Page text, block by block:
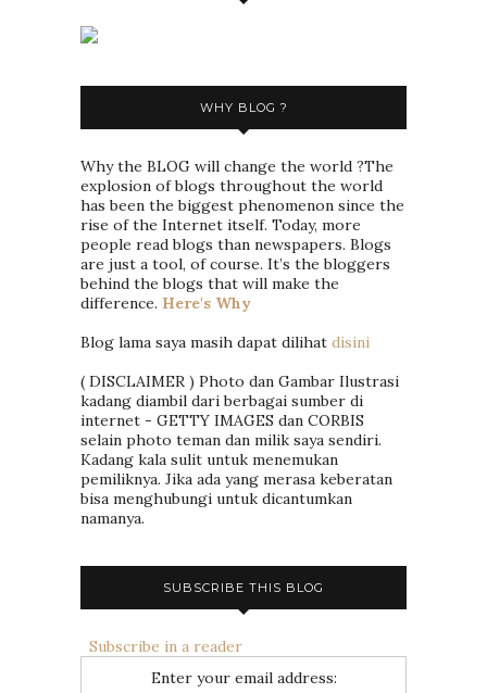
WHY BLOG ?
Why the BLOG will change the world ?The
explosion of blogs throughout the world
has been the biggest phenomenon since the
rise of the Internet itself. Today, more
people read blogs than newspapers. Blogs
are just a tool, of course. It’s the bloggers
behind the blogs that will make the
difference. Here's Why
Blog lama saya masih dapat dilihat disini
( DISCLAIMER ) Photo dan Gambar Ilustrasi
kadang diambil dari berbagai sumber di
internet - GETTY IMAGES dan CORBIS
selain photo teman dan milik saya sendiri.
Kadang kala sulit untuk menemukan
pemiliknya. Jika ada yang merasa keberatan
bisa menghubungi untuk dicantumkan
namanya.
SUBSCRIBE THIS BLOG
Subscribe in a reader
Enter your email address: